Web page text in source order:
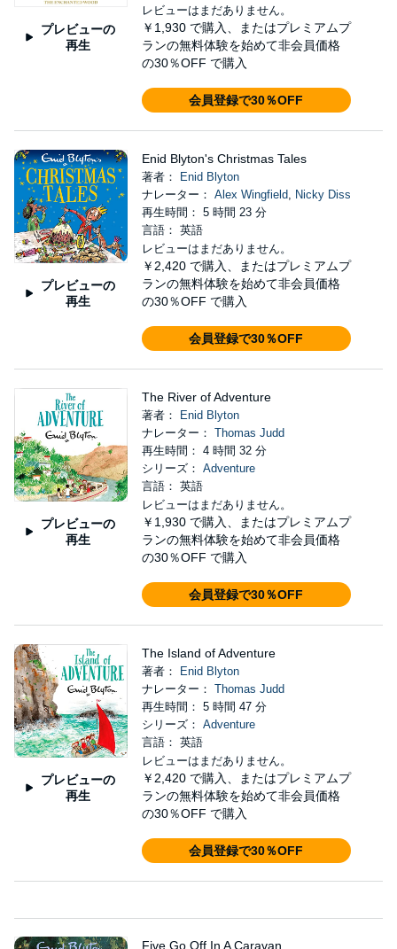
プレビューの
再生
レビューはまだありません。
￥1,930 で購入、またはプレミアムプ
ランの無料体験を始めて非会員価格
の30％OFF で購入
会員登録で30％OFF
プレビューの
再生
Enid Blyton's Christmas Tales
著者：
Enid Blyton
ナレーター： Alex Wingfield, Nicky Diss
再生時間： 5 時間 23 分
言語： 英語
レビューはまだありません。
￥2,420 で購入、またはプレミアムプ
ランの無料体験を始めて非会員価格
の30％OFF で購入
会員登録で30％OFF
プレビューの
再生
The River of Adventure
著者：
Enid Blyton
ナレーター： Thomas Judd
再生時間： 4 時間 32 分
シリーズ： Adventure
言語： 英語
レビューはまだありません。
￥1,930 で購入、またはプレミアムプ
ランの無料体験を始めて非会員価格
の30％OFF で購入
会員登録で30％OFF
プレビューの
再生
The Island of Adventure
著者：
Enid Blyton
ナレーター： Thomas Judd
再生時間： 5 時間 47 分
シリーズ： Adventure
言語： 英語
レビューはまだありません。
￥2,420 で購入、またはプレミアムプ
ランの無料体験を始めて非会員価格
の30％OFF で購入
会員登録で30％OFF
Five Go Off In A Caravan